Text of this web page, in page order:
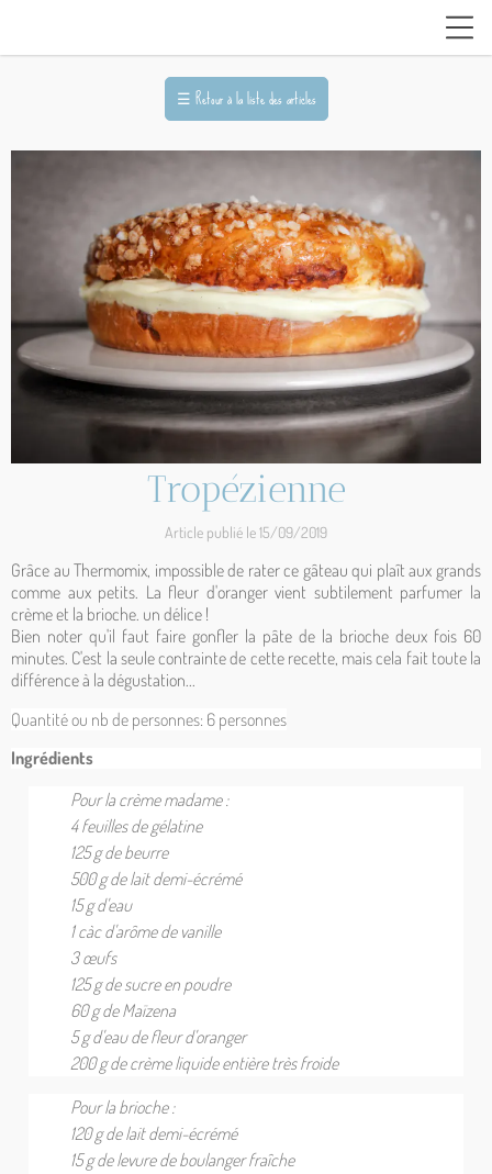
☰Retour à la liste des articles
Tropézienne
Article publié le 15/09/2019
Grâce au Thermomix, impossible de rater ce gâteau qui plaît aux grands
comme aux petits. La fleur d'oranger vient subtilement parfumer la
crème et la brioche. un délice !
Bien noter qu'il faut faire gonfler la pâte de la brioche deux fois 60
minutes. C'est la seule contrainte de cette recette, mais cela fait toute la
différence à la dégustation...
Quantité ou nb de personnes: 6 personnes
Ingrédients
Pour la crème madame :
4 feuilles de gélatine
125 g de beurre
500 g de lait demi-écrémé
15 g d'eau
1 càc d'arôme de vanille
3 œufs
125 g de sucre en poudre
60 g de Maïzena
5 g d'eau de fleur d'oranger
200 g de crème liquide entière très froide
Pour la brioche :
120 g de lait demi-écrémé
15 g de levure de boulanger fraîche